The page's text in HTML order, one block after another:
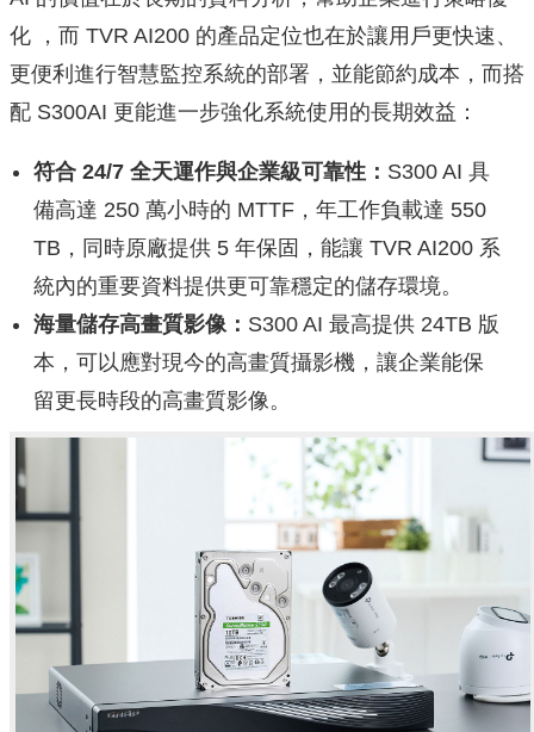
化 ，而 TVR AI200 的產品定位也在於讓用戶更快速、
更便利進行智慧監控系統的部署，並能節約成本，而搭
配 S300AI 更能進一步強化系統使用的長期效益：
符合 24/7 全天運作與企業級可靠性： S300 AI 具
備高達 250 萬小時的 MTTF，年工作負載達 550
TB，同時原廠提供 5 年保固，能讓 TVR AI200 系
統內的重要資料提供更可靠穩定的儲存環境。
海量儲存高畫質影像： S300 AI 最高提供 24TB 版
本，可以應對現今的高畫質攝影機，讓企業能保
留更長時段的高畫質影像。